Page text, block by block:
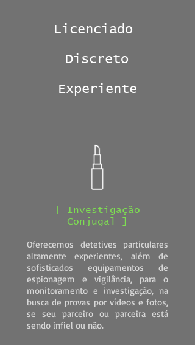
[ Investigação
Conjugal ]
Oferecemos detetives particulares
altamente experientes, além de
sofisticados equipamentos de
espionagem e vigilância, para o
monitoramento e investigação, na
busca de provas por vídeos e fotos,
se seu parceiro ou parceira está
sendo infiel ou não.
Licenciado
Discreto
Experiente